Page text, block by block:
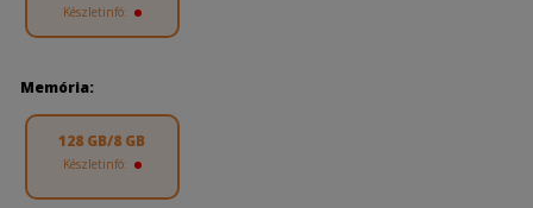
Készletinfó:
Memória:
128 GB/8 GB
Készletinfó: